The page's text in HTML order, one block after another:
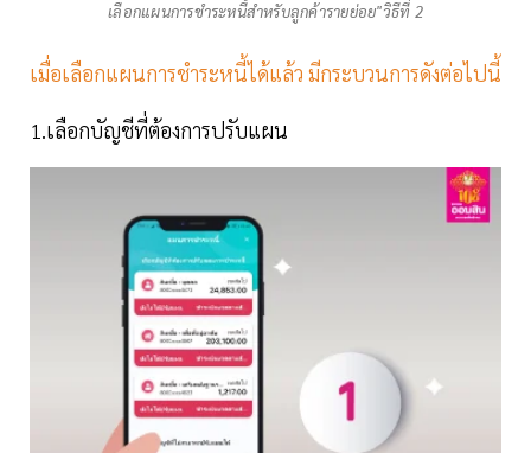
เลือกแผนการชำระหนี้สำหรับลูกค้ารายย่อย"วิธีที่ 2
เมื่อเลือกแผนการชำระหนี้ได้แล้ว มีกระบวนการดังต่อไปนี้
1.เลือกบัญชีที่ต้องการปรับแผน